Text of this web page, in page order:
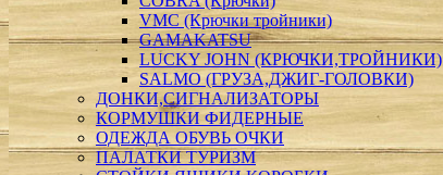
VMC (Крючки тройники)
GAMAKATSU
LUCKY JOHN (КРЮЧКИ,ТРОЙНИКИ)
SALMO (ГРУЗА,ДЖИГ-ГОЛОВКИ)
ДОНКИ,СИГНАЛИЗАТОРЫ
КОРМУШКИ ФИДЕРНЫЕ
ОДЕЖДА ОБУВЬ ОЧКИ
ПАЛАТКИ ТУРИЗМ